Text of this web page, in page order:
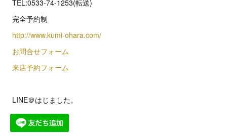
TEL:0533-74-1253(転送)
完全予約制
http://www.kumi-ohara.com/
お問合せフォーム
来店予約フォーム
LINE＠はじました。